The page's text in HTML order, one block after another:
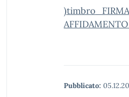
)
Pubblicato: